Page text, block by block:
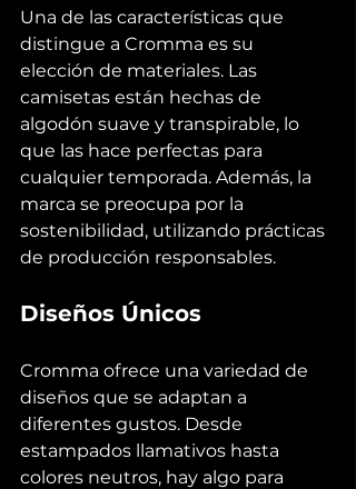
Una de las características que
distingue a Cromma es su
elección de materiales. Las
camisetas están hechas de
algodón suave y transpirable, lo
que las hace perfectas para
cualquier temporada. Además, la
marca se preocupa por la
sostenibilidad, utilizando prácticas
de producción responsables.
Diseños Únicos
Cromma ofrece una variedad de
diseños que se adaptan a
diferentes gustos. Desde
estampados llamativos hasta
colores neutros, hay algo para